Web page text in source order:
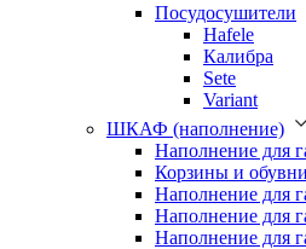
Посудосушители
Hafele
Калибра
Sete
Variant
ШКАФ (наполнение)
Наполнение
Корзины и
Наполнение для
Наполнение для
Наполнение для